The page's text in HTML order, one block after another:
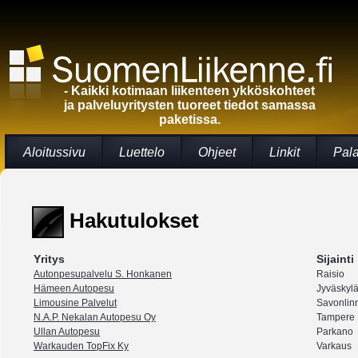
- Kaikki kotimaan liikenteen ykköskohteet
ja palveluyritysten tuoreet tiedot samassa
paketissa.
Aloitussivu Luettelo Ohjeet Linkit
Hakutulokset
Yritys Sijainti
Autonpesupalvelu S. Honkanen
Raisio
Hämeen Autopesu
Jyväskylä
Limousine Palvelut
N.A.P. Nekalan Autopesu Oy
Tampere
Ullan Autopesu
Parkano
Warkauden TopFix Ky
Varkaus